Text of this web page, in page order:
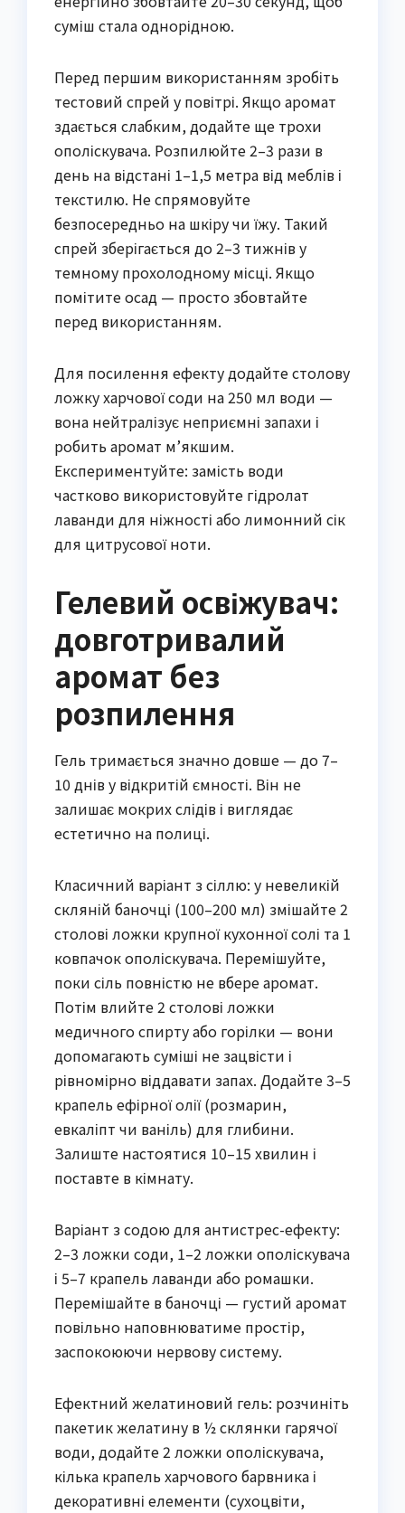
суміш стала однорідною.
Перед першим використанням зробіть
тестовий спрей у повітрі. Якщо аромат
здається слабким, додайте ще трохи
ополіскувача. Розпилюйте 2–3 рази в
день на відстані 1–1,5 метра від меблів і
текстилю. Не спрямовуйте
безпосередньо на шкіру чи їжу. Такий
спрей зберігається до 2–3 тижнів у
темному прохолодному місці. Якщо
помітите осад — просто збовтайте
перед використанням.
Для посилення ефекту додайте столову
ложку харчової соди на 250 мл води —
вона нейтралізує неприємні запахи і
робить аромат м’якшим.
Експериментуйте: замість води
частково використовуйте гідролат
лаванди для ніжності або лимонний сік
для цитрусової ноти.
Гелевий освіжувач:
довготривалий
аромат без
розпилення
Гель тримається значно довше — до 7–
10 днів у відкритій ємності. Він не
залишає мокрих слідів і виглядає
естетично на полиці.
Класичний варіант з сіллю: у невеликій
скляній баночці (100–200 мл) змішайте 2
столові ложки крупної кухонної солі та 1
ковпачок ополіскувача. Перемішуйте,
поки сіль повністю не вбере аромат.
Потім влийте 2 столові ложки
медичного спирту або горілки — вони
допомагають суміші не зацвісти і
рівномірно віддавати запах. Додайте 3–5
крапель ефірної олії (розмарин,
евкаліпт чи ваніль) для глибини.
Залиште настоятися 10–15 хвилин і
поставте в кімнату.
Варіант з содою для антистрес-ефекту:
2–3 ложки соди, 1–2 ложки ополіскувача
і 5–7 крапель лаванди або ромашки.
Перемішайте в баночці — густий аромат
повільно наповнюватиме простір,
заспокоюючи нервову систему.
Ефектний желатиновий гель: розчиніть
пакетик желатину в ½ склянки гарячої
води, додайте 2 ложки ополіскувача,
кілька крапель харчового барвника і
декоративні елементи (сухоцвіти,